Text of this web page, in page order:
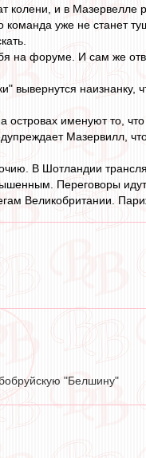
и в Мазервелле
уже не станет
на форуме. И сам же
наизнанку,
именуют то,
Мазервилл,
В Шотландии
Переговоры
Великобритании.
"Белшину"